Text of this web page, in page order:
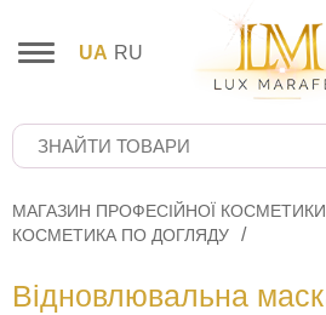
UA RU
МАГАЗИН ПРОФЕСІЙНОЇ КОСМЕТИКИ
КОСМЕТИКА ПО ДОГЛЯДУ
Відновлювальна